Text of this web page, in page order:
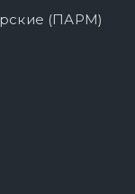
(ПАРМ)